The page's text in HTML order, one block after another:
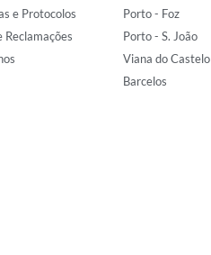
e Protocolos
Reclamações
Porto - Foz
Porto - S. João
Viana do Castelo
Barcelos